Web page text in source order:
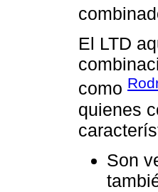
El LTD
como
quienes
Son